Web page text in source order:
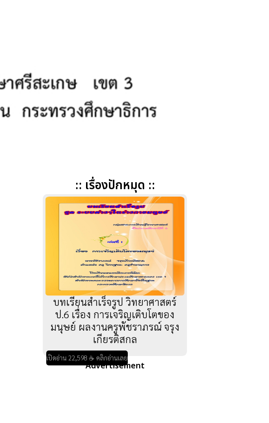
:: เรื่องปักหมุด ::
บทเรียนสำเร็จรูป วิทยาศาสตร์
ป.6 เรื่อง การเจริญเติบโตของ
มนุษย์ ผลงานครูพัชราภรณ์ จรุง
เกียรติสกล
เปิดอ่าน 22,598 ☕ คลิกอ่านเลย
Advertisement